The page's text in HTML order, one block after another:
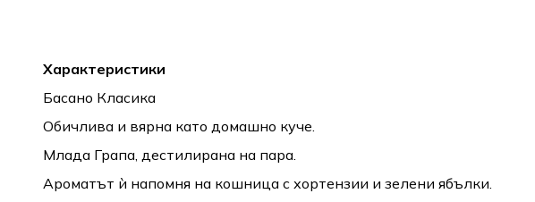
Характеристики
Басано Класика
Обичлива и вярна като домашно куче.
Млада Грапа, дестилирана на пара.
Ароматът ѝ напомня на кошница с хортензии и зелени ябълки.